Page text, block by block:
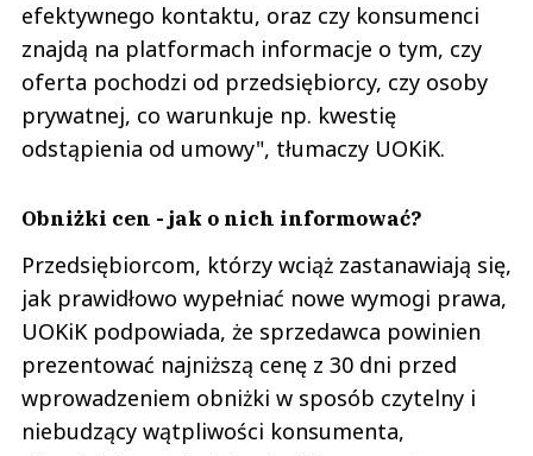
efektywnego kontaktu, oraz czy konsumenci
znajdą na platformach informacje o tym, czy
oferta pochodzi od przedsiębiorcy, czy osoby
prywatnej, co warunkuje np. kwestię
odstąpienia od umowy", tłumaczy UOKiK.
Obniżki cen - jak o nich informować?
Przedsiębiorcom, którzy wciąż zastanawiają się,
jak prawidłowo wypełniać nowe wymogi prawa,
UOKiK podpowiada, że sprzedawca powinien
prezentować najniższą cenę z 30 dni przed
wprowadzeniem obniżki w sposób czytelny i
niebudzący wątpliwości konsumenta,